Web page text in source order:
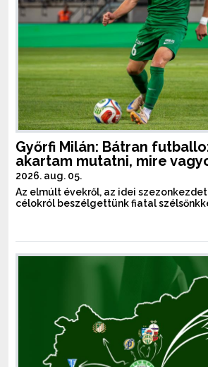
Győrfi Milán: Bátran
akartam mutatni, mire
2026. aug. 05.
Az elmúlt évekről, az idei
célokról beszélgettünk fiatal